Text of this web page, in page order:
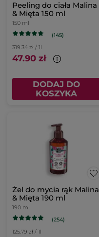
Peeling do ciała Malina
& Mięta 150 ml
150 ml
(145)
319.34 zł / 1l
47.90 zł
DODAJ DO
KOSZYKA
Żel do mycia rąk Malina
& Mięta 190 ml
190 ml
(254)
125.79 zł / 1l